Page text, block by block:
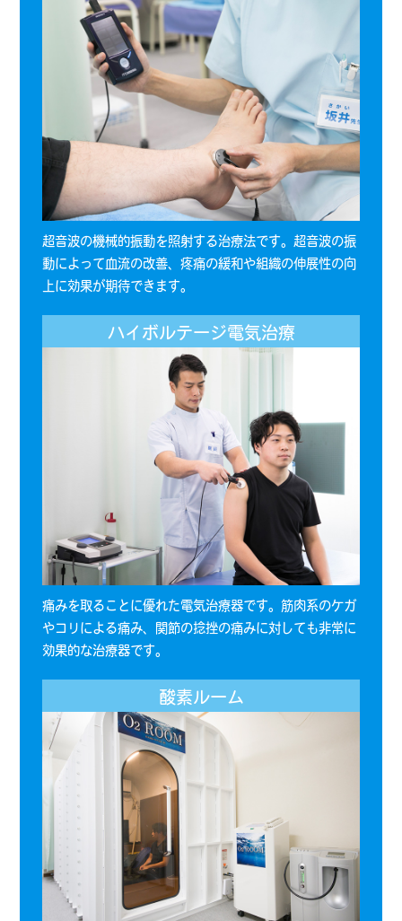
超音波の機械的振動を照射する治療法です。超音波の振
動によって血流の改善、疼痛の緩和や組織の伸展性の向
上に効果が期待できます。
ハイボルテージ電気治療
痛みを取ることに優れた電気治療器です。筋肉系のケガ
やコリによる痛み、関節の捻挫の痛みに対しても非常に
効果的な治療器です。
酸素ルーム